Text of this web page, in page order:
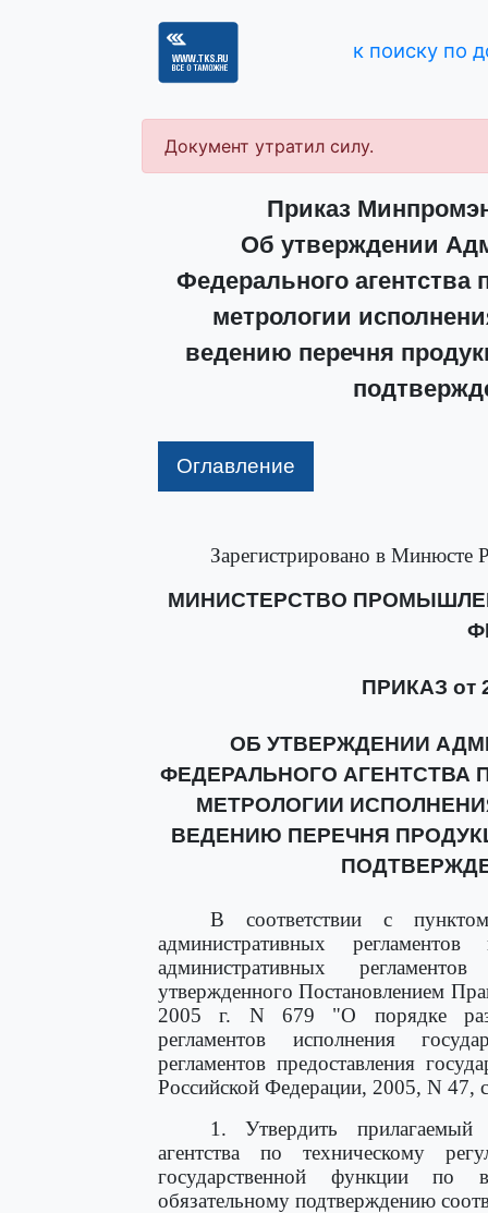
к поиску по
Документ утратил силу.
Приказ
Об утверждении
Федерального агентства
метрологии
ведению перечня
Оглавление
Зарегистрировано в Минюсте
МИНИСТЕРСТВО
ПРИКАЗ от
ОБ УТВЕРЖДЕНИИ
ФЕДЕРАЛЬНОГО АГЕНТСТВА
МЕТРОЛОГИИ
ВЕДЕНИЮ ПЕРЕЧНЯ
В соответствии с
административных
административных
утвержденного Постановлением
2005 г. N 679 "О порядке
регламентов исполнения
регламентов предоставления
Российской Федерации, 2005, N 47,
1. Утвердить
агентства по техническому
государственной функции по
обязательному подтверждению